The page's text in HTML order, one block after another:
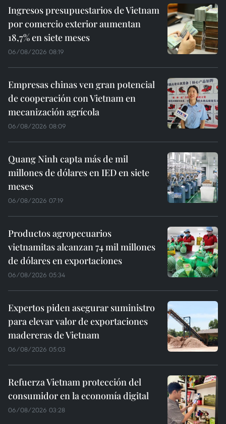
Ingresos presupuestarios de Vietnam
por comercio exterior aumentan
18,7% en siete meses
06/08/2026 08:19
Empresas chinas ven gran potencial
de cooperación con Vietnam en
mecanización agrícola
06/08/2026 08:09
Quang Ninh capta más de mil
millones de dólares en IED en siete
meses
06/08/2026 07:19
Productos agropecuarios
vietnamitas alcanzan 74 mil millones
de dólares en exportaciones
06/08/2026 05:34
Expertos piden asegurar suministro
para elevar valor de exportaciones
madereras de Vietnam
06/08/2026 05:03
Refuerza Vietnam protección del
consumidor en la economía digital
06/08/2026 03:28